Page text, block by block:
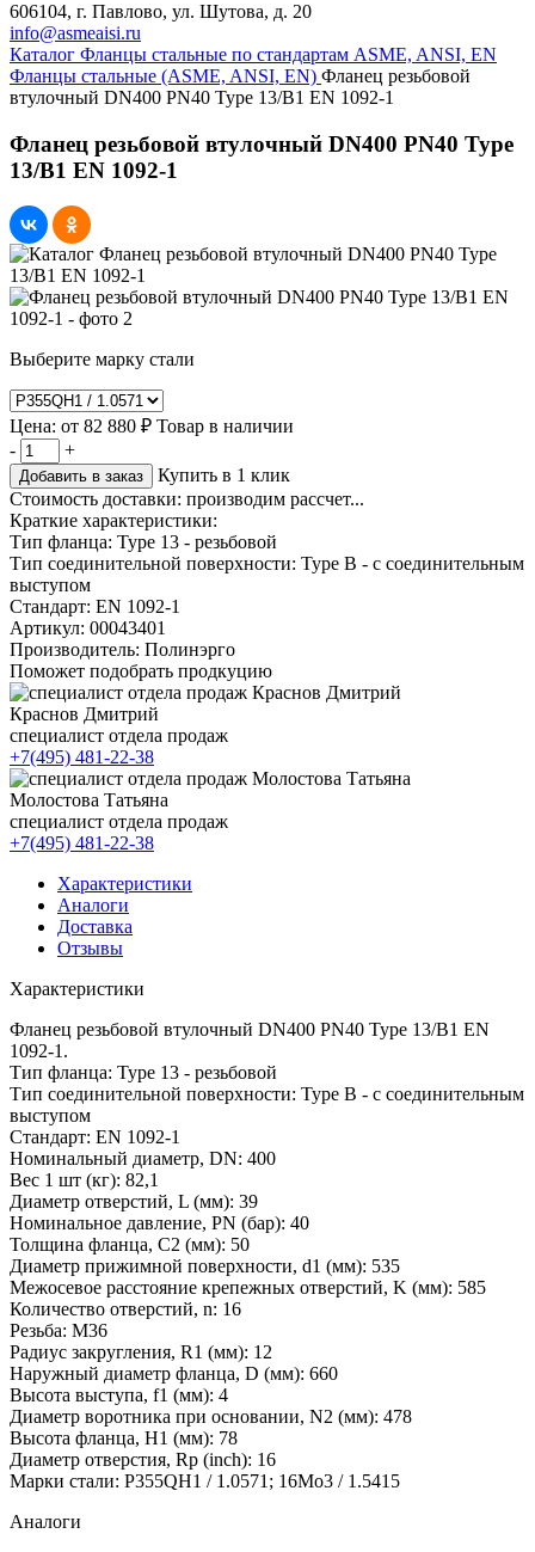
606104, г. Павлово, ул. Шутова, д. 20
info@asmeaisi.ru
Каталог Фланцы стальные по стандартам ASME, ANSI, EN
Фланцы стальные (ASME, ANSI, EN) Фланец резьбовой
втулочный DN400 PN40 Type 13/B1 EN 1092-1
Фланец резьбовой втулочный DN400 PN40 Type
13/B1 EN 1092-1
Выберите марку стали
Цена: от 82 880 ₽ Товар в наличии
-
+
Добавить в заказ
Купить в 1 клик
Стоимость доставки: производим рассчет...
Краткие характеристики:
Тип фланца: Type 13 - резьбовой
Тип соединительной поверхности: Type B - с соединительным
выступом
Стандарт: EN 1092-1
Артикул: 00043401
Производитель: Полинэрго
Поможет подобрать продкуцию
Краснов Дмитрий
специалист отдела продаж
+7(495) 481-22-38
Молостова Татьяна
специалист отдела продаж
+7(495) 481-22-38
Характеристики
Аналоги
Доставка
Отзывы
Характеристики
Фланец резьбовой втулочный DN400 PN40 Type 13/B1 EN
1092-1.
Тип фланца: Type 13 - резьбовой
Тип соединительной поверхности: Type B - с соединительным
выступом
Стандарт: EN 1092-1
Номинальный диаметр, DN: 400
Вес 1 шт (кг): 82,1
Диаметр отверстий, L (мм): 39
Номинальное давление, PN (бар): 40
Толщина фланца, C2 (мм): 50
Диаметр прижимной поверхности, d1 (мм): 535
Межосевое расстояние крепежных отверстий, K (мм): 585
Количество отверстий, n: 16
Резьба: M36
Радиус закругления, R1 (мм): 12
Наружный диаметр фланца, D (мм): 660
Высота выступа, f1 (мм): 4
Диаметр воротника при основании, N2 (мм): 478
Высота фланца, Н1 (мм): 78
Диаметр отверстия, Rp (inch): 16
Марки стали: P355QH1 / 1.0571; 16Mo3 / 1.5415
Аналоги